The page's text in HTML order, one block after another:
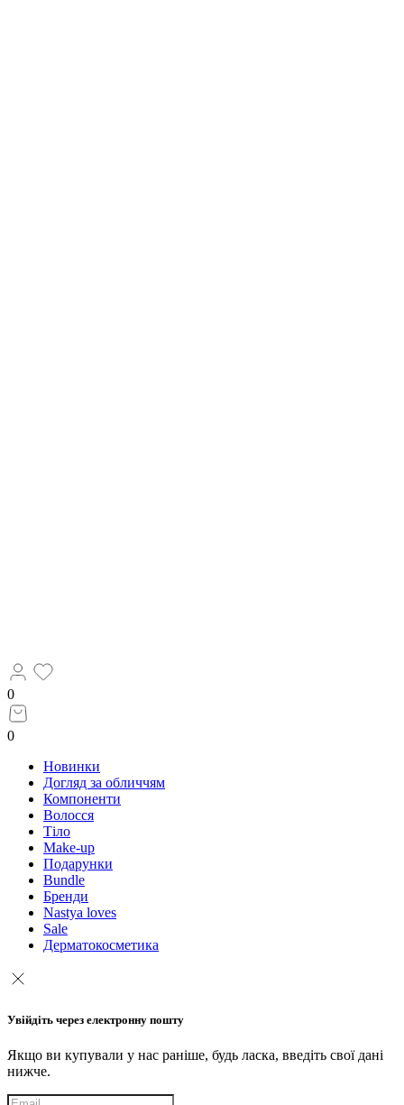
0
0
Новинки
Догляд за обличчям
Компоненти
Волосся
Тіло
Make-up
Подарунки
Bundle
Бренди
Nastya loves
Sale
Дерматокосметика
Увійдіть через електронну пошту
Якщо ви купували у нас раніше, будь ласка, введіть свої дані
нижче.